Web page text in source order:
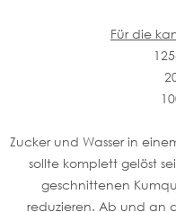
Für die
Zucker und Wasser in
sollte komplett gelöst
geschnittenen
reduzieren. Ab und an